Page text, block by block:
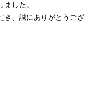
した。
き、誠にありがとうござ